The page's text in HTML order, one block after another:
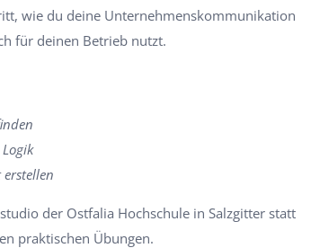
wie du deine Unternehmenskommunikation
für deinen Betrieb nutzt.
der Ostfalia Hochschule in Salzgitter statt
praktischen Übungen.